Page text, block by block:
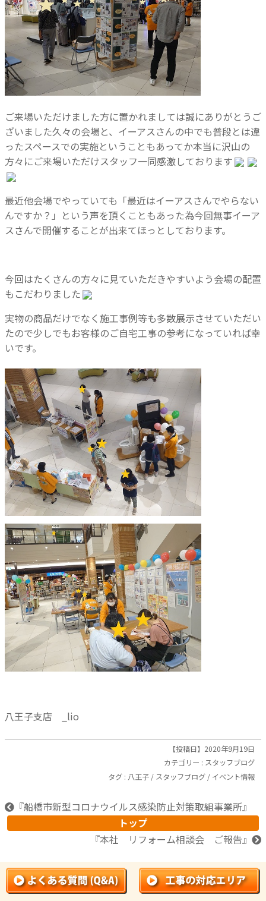
ご来場いただけました方に置かれましては誠にありがとうご
ざいました久々の会場と、イーアスさんの中でも普段とは違
ったスペースでの実施ということもあってか本当に沢山の
方々にご来場いただけスタッフ一同感激しております
最近他会場でやっていても「最近はイーアスさんでやらない
んですか？」という声を頂くこともあった為今回無事イーア
スさんで開催することが出来てほっとしております。
今回はたくさんの方々に見ていただきやすいよう会場の配置
もこだわりました
実物の商品だけでなく施工事例等も多数展示させていただい
たので少しでもお客様のご自宅工事の参考になっていれば幸
いです。
八王子支店 _lio
【投稿日】2020年9月19日
カテゴリー : スタッフブログ
タグ : 八王子 / スタッフブログ / イベント情報
『船橋市新型コロナウイルス感染防止対策取組事業所』
トップ
『本社 リフォーム相談会 ご報告』